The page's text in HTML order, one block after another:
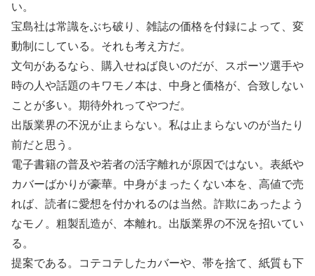
い。
宝島社は常識をぶち破り、雑誌の価格を付録によって、変
動制にしている。それも考え方だ。
文句があるなら、購入せねば良いのだが、スポーツ選手や
時の人や話題のキワモノ本は、中身と価格が、合致しない
ことが多い。期待外れってやつだ。
出版業界の不況が止まらない。私は止まらないのが当たり
前だと思う。
電子書籍の普及や若者の活字離れが原因ではない。表紙や
カバーばかりが豪華。中身がまったくない本を、高値で売
れば、読者に愛想を付かれるのは当然。詐欺にあったよう
なモノ。粗製乱造が、本離れ。出版業界の不況を招いてい
る。
提案である。コテコテしたカバーや、帯を捨て、紙質も下